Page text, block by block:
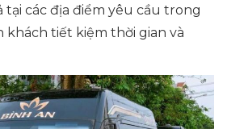
tại các địa điểm yêu cầu trong
khách tiết kiệm thời gian và